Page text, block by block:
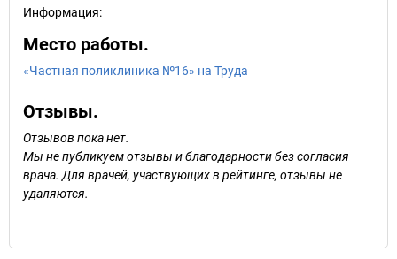
Информация:
Место работы.
«Частная поликлиника №16» на Труда
Отзывы.
Отзывов пока нет.
Мы не публикуем отзывы и благодарности без согласия
врача. Для врачей, участвующих в рейтинге, отзывы не
удаляются.